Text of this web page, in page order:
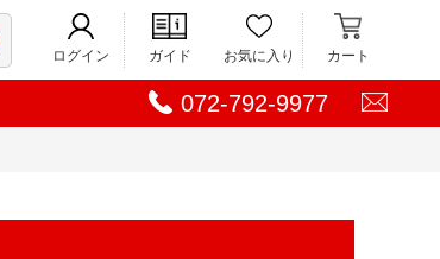
ログイン ガイド お気に入り カート
072-792-9977